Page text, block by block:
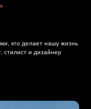
кто делает нашу жизнь
стилист и дизайнер